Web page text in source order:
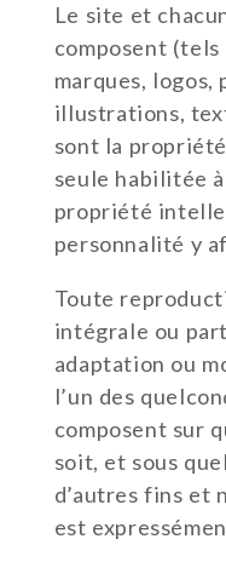
Le site et
composent (tels
marques, logos,
illustrations,
sont la
seule habilitée
propriété
personnalité y
Toute
intégrale ou
adaptation ou
l’un des
composent sur
soit, et sous
d’autres fins et
est